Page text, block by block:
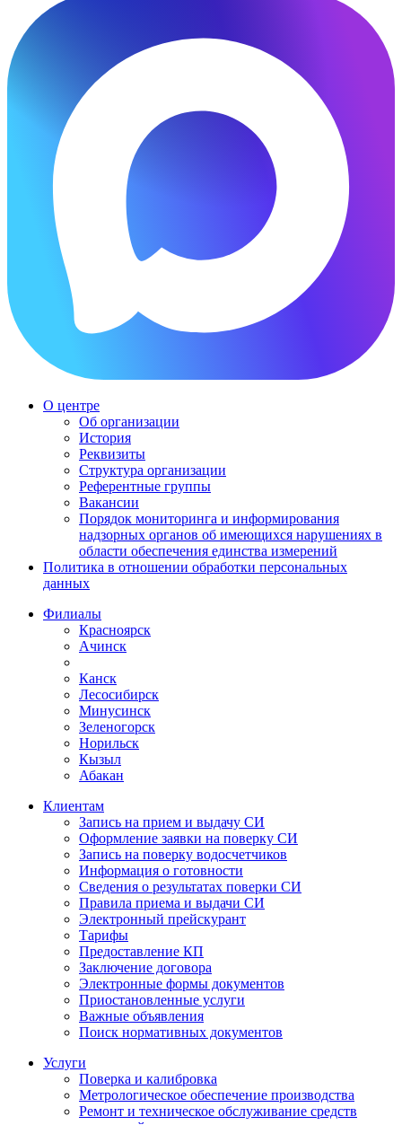
О центре
Об организации
История
Реквизиты
Структура организации
Референтные группы
Вакансии
Порядок мониторинга и информирования
надзорных органов об имеющихся нарушениях в
области обеспечения единства измерений
Политика в отношении обработки персональных
данных
Филиалы
Красноярск
Ачинск
Канск
Лесосибирск
Минусинск
Зеленогорск
Норильск
Кызыл
Абакан
Клиентам
Запись на прием и выдачу СИ
Оформление заявки на поверку СИ
Запись на поверку водосчетчиков
Информация о готовности
Сведения о результатах поверки СИ
Правила приема и выдачи СИ
Электронный прейскурант
Тарифы
Предоставление КП
Заключение договора
Электронные формы документов
Приостановленные услуги
Важные объявления
Поиск нормативных документов
Услуги
Поверка и калибровка
Метрологическое обеспечение производства
Ремонт и техническое обслуживание средств